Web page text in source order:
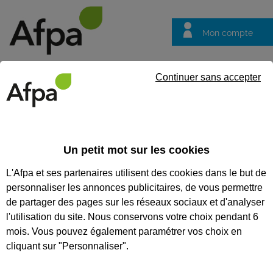
Mon compte
questions
Eligible au CPF * Formation certifiante
RÉALISER LA PRÉPARATION,
L'ENTRETIEN ET LA
RÉPARATION COURANTE DES
Un petit mot sur les cookies
L'Afpa et ses partenaires utilisent des cookies dans le but de
personnaliser les annonces publicitaires, de vous permettre
de partager des pages sur les réseaux sociaux et d'analyser
l'utilisation du site. Nous conservons votre choix pendant 6
mois. Vous pouvez également paramétrer vos choix en
cliquant sur "Personnaliser".
Continuer sans accepter